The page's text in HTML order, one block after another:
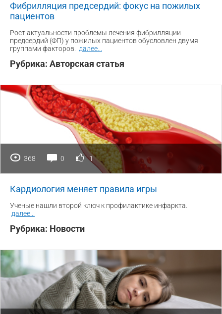
Фибрилляция предсердий: фокус на пожилых
пациентов
Рост актуальности проблемы лечения фибрилляции
предсердий (ФП) у пожилых пациентов обусловлен двумя
группами факторов.
далее
Рубрика: Авторская статья
368 0 1
Кардиология меняет правила игры
Ученые нашли второй ключ к профилактике инфаркта.
далее
Рубрика: Новости